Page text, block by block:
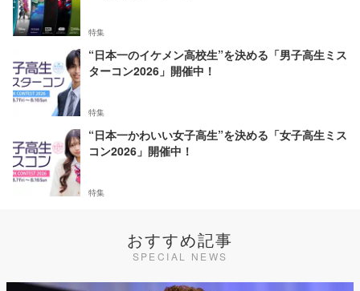
特集
“日本一のイケメン高校生”を決める「男子高生ミス
ターコン2026」開催中！
特集
“日本一かわいい女子高生”を決める「女子高生ミス
コン2026」開催中！
特集
おすすめ記事
SPECIAL NEWS